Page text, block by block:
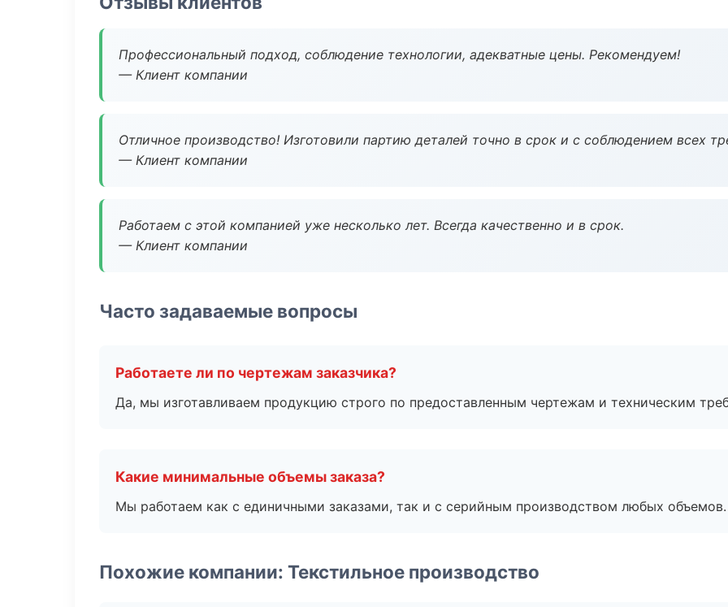
Профессиональный подход, соблюдение технологии, адекватные цены. Рекомендуем!
— Клиент компании
Отличное производство! Изготовили партию деталей точно в срок и с соблюдением всех
— Клиент компании
Работаем с этой компанией уже несколько лет. Всегда качественно и в срок.
— Клиент компании
Часто задаваемые вопросы
Работаете ли по чертежам заказчика?
Да, мы изготавливаем продукцию строго по предоставленным чертежам и техническим
Какие минимальные объемы заказа?
Мы работаем как с единичными заказами, так и с серийным производством любых объемов.
Похожие компании: Текстильное производство